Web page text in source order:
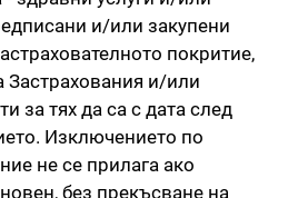
и/или закупени
покритие,
Застрахования и/или
за тях да са с дата след
Изключението по
не се прилага ако
без прекъсване на